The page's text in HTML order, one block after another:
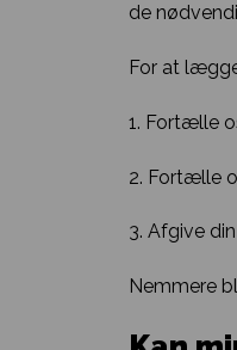
de
For at
1. Fortælle
2. Fortælle
3. Afgive
Nemmere